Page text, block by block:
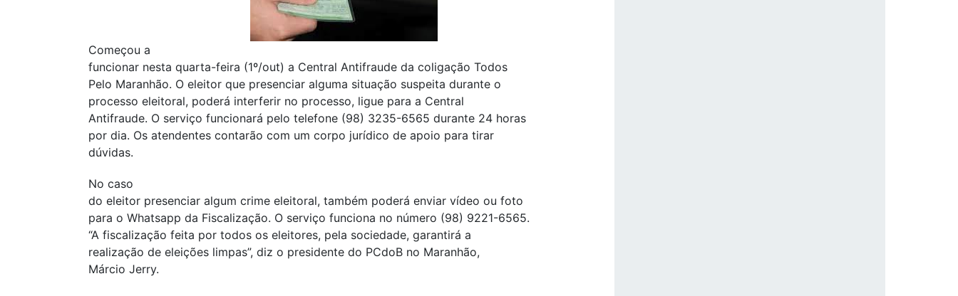
Começou a
funcionar nesta quarta-feira (1º/out) a Central Antifraude da coligação Todos
Pelo Maranhão. O eleitor que presenciar alguma situação suspeita durante o
processo eleitoral, poderá interferir no processo, ligue para a Central
Antifraude. O serviço funcionará pelo telefone (98) 3235-6565 durante 24 horas
por dia. Os atendentes contarão com um corpo jurídico de apoio para tirar
dúvidas.
No caso
do eleitor presenciar algum crime eleitoral, também poderá enviar vídeo ou foto
para o Whatsapp da Fiscalização. O serviço funciona no número (98) 9221-6565.
“A fiscalização feita por todos os eleitores, pela sociedade, garantirá a
realização de eleições limpas”, diz o presidente do PCdoB no Maranhão,
Márcio Jerry.